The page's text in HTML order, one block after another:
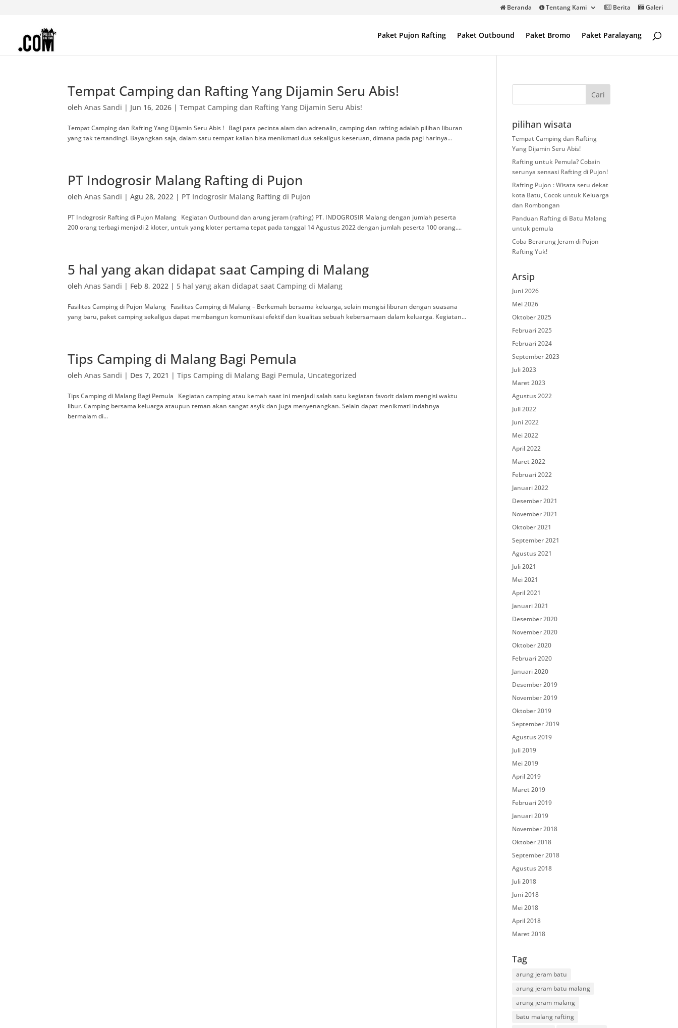
Beranda Tentang Kami Berita Galeri
Paket Pujon Rafting Paket Outbound Paket Bromo Paket Paralayang
Tempat Camping dan Rafting Yang Dijamin Seru Abis!
olehAnas Sandi | Jun 16, 2026 |Tempat Camping dan Rafting Yang Dijamin Seru Abis!
Tempat Camping dan Rafting Yang Dijamin Seru Abis ! Bagi para pecinta alam dan adrenalin, camping dan rafting adalah pilihan liburan
yang tak tertandingi. Bayangkan saja, dalam satu tempat kalian bisa menikmati dua sekaligus keseruan, dimana pada pagi harinya...
PT Indogrosir Malang Rafting di Pujon
olehAnas Sandi |Agu 28, 2022 | PT Indogrosir Malang Rafting di Pujon
PT Indogrosir Rafting di Pujon Malang Kegiatan Outbound dan arung jeram (rafting) PT. INDOGROSIR Malang dengan jumlah peserta
200 orang terbagi menjadi 2 kloter, untuk yang kloter pertama tepat pada tanggal 14 Agustus 2022 dengan jumlah peserta 100 orang....
5 hal yang akan didapat saat Camping di Malang
olehAnas Sandi | Feb 8, 2022 | 5 hal yang akan didapat saat Camping di Malang
Fasilitas Camping di Pujon Malang Fasilitas Camping di Malang – Berkemah bersama keluarga, selain mengisi liburan dengan suasana
yang baru, paket camping sekaligus dapat membangun komunikasi efektif dan kualitas sebuah kebersamaan dalam keluarga. Kegiatan...
Tips Camping di Malang Bagi Pemula
olehAnas Sandi | Des 7, 2021 |Tips Camping di Malang Bagi Pemula, Uncategorized
Tips Camping di Malang Bagi Pemula Kegiatan camping atau kemah saat ini menjadi salah satu kegiatan favorit dalam mengisi waktu
libur. Camping bersama keluarga ataupun teman akan sangat asyik dan juga menyenangkan. Selain dapat menikmati indahnya
bermalam di...
pilihan wisata
Tempat Camping dan Rafting
Yang Dijamin Seru Abis!
Rafting untuk Pemula? Cobain
serunya sensasi Rafting di Pujon!
Rafting Pujon : Wisata seru dekat
kota Batu, Cocok untuk Keluarga
dan Rombongan
Panduan Rafting di Batu Malang
untuk pemula
Coba Berarung Jeram di Pujon
Rafting Yuk!
Arsip
Juni 2026
Mei 2026
Oktober 2025
Februari 2025
Februari 2024
September 2023
Juli 2023
Maret 2023
Agustus 2022
Juli 2022
Juni 2022
Mei 2022
April 2022
Maret 2022
Februari 2022
Januari 2022
Desember 2021
November 2021
Oktober 2021
September 2021
Agustus 2021
Juli 2021
Mei 2021
April 2021
Januari 2021
Desember 2020
November 2020
Oktober 2020
Februari 2020
Januari 2020
Desember 2019
November 2019
Oktober 2019
September 2019
Agustus 2019
Juli 2019
Mei 2019
April 2019
Maret 2019
Februari 2019
Januari 2019
November 2018
Oktober 2018
September 2018
Agustus 2018
Juli 2018
Juni 2018
Mei 2018
April 2018
Maret 2018
Tag
arung jeram batu
arung jeram batu malang
arung jeram malang
batu malang rafting